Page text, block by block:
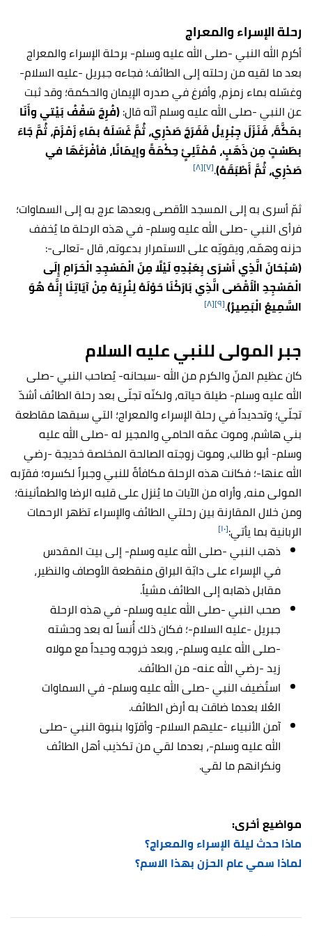
رحلة الإسراء والمعراج
أكرم الله النبي -صلى الله عليه وسلم- برحلة الإسراء والمعراج
بعد ما لقيه من رحلته إلى الطائف؛ فجاءه جبريل -عليه السلام-
وغسّله بماء زمزم، وأفرغ في صدره الإيمان والحكمة؛ وقد ثبت
عن النبي -صلى الله عليه وسلم أنّه قال:(فُرِجَ سَقْفُ بَيْتي وأَنَا
بمَكَّةَ، فَنَزَلَ جِبْرِيلُ فَفَرَجَ صَدْرِي، ثُمَّ غَسَلَهُ بمَاءِ زَمْزَمَ، ثُمَّ جَاءَ
بطَسْتٍ مِن ذَهَبٍ، مُمْتَلِئٍ حِكْمَةً وإيمَانًا، فأفْرَغَهَا في
صَدْرِي، ثُمَّ أَطْبَقَهُ).[٧] [٨]
ثمّ أسرى به إلى المسجد الأقصى وبعدها عرج به إلى السماوات؛
فرأى النبي -صلى الله عليه وسلم- في هذه الرحلة ما يُخفف
حزنه وهمّه، ويقويّه على الاستمرار بدعوته، قال -تعالى-:
(سُبْحَانَ الَّذِي أَسْرَى بِعَبْدِهِ لَيْلًا مِنَ الْمَسْجِدِ الْحَرَامِ إِلَى
الْمَسْجِدِ الْأَقْصَى الَّذِي بَارَكْنَا حَوْلَهُ لِنُرِيَهُ مِنْ آيَاتِنَا إِنَّهُ هُوَ
السَّمِيعُ الْبَصِيرُ).[٩] [٨]
جبر المولى للنبي عليه السلام
كان عظيم المنّ والكرم من الله -سبحانه- يُصاحب النبي -صلى
الله عليه وسلم- طيلة حياته، ولكنّه تجلّى بعد رحلة الطائف أشدّ
تجلّي؛ وتحديداً في رحلة الإسراء والمعراج؛ التي سبقها مقاطعة
بني هاشم، وموت عمّه الحامي والمجير له -صلى الله عليه
وسلم- أبو طالب، وموت زوجته الصالحة المخلصة خديجة -رضي
الله عنها-؛ فكانت هذه الرحلة مكافأةً للنبي وجبراً لكسره؛ فقرّبه
المولى منه، وأراه من الآيات ما يُنزل على قلبه الرضا والطمأنينة؛
ومن خلال المقارنة بين رحلتي الطائف والإسراء تظهر الرحمات
الربانية بما يأتي:[١٠]
ذهب النبي -صلى الله عليه وسلم- إلى بيت المقدس
في الإسراء على دابّة البراق منقطعة الأوصاف والنظير،
مقابل ذهابه إلى الطائف مشياً.
صحب النبي -صلى الله عليه وسلم- في هذه الرحلة
جبريل -عليه السلام-؛ فكان ذلك أُنساً له بعد وحشته
-صلى الله عليه وسلم-، وبعد خروجه وحيداً مع مولاه
زيد -رضي الله عنه- من الطائف.
استُضيف النبي -صلى الله عليه وسلم- في السماوات
العُلا بعدما ضاقت به أرض الطائف.
آمن الأنبياء -عليهم السلام- وأقرّوا بنبوة النبي -صلى
الله عليه وسلم-، بعدما لقي من تكذيب أهل الطائف
ونكرانهم ما لقي.
مواضيع أخرى:
ماذا حدث ليلة الإسراء والمعراج؟
لماذا سمي عام الحزن بهذا الاسم؟